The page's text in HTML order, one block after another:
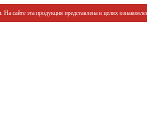
эта продукция представлена в целях